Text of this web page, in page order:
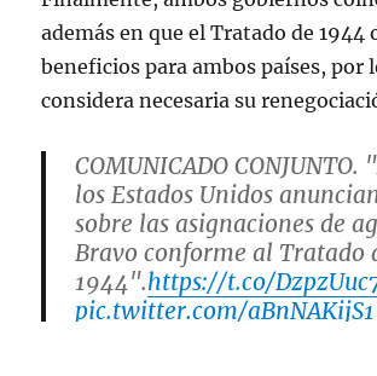
además en que el Tratado de 1944
beneficios para ambos países, por
considera necesaria su
COMUNICADO CONJUNTO.
los Estados Unidos
sobre las asignaciones de
Bravo conforme al Tratado
1944".https://t.co/
pic.twitter.com/aBnNAKijS1